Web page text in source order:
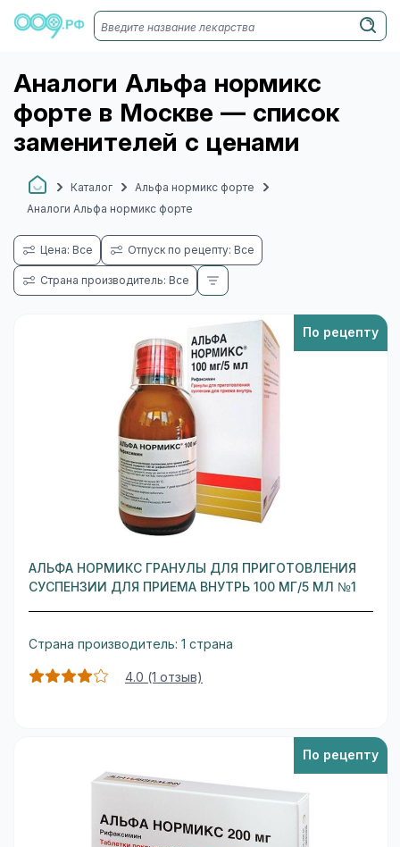
Аналоги Альфа нормикс
форте в Москве — список
заменителей с ценами
Каталог
Альфа нормикс форте
Аналоги Альфа нормикс форте
Цена: Все Отпуск по рецепту: Все
Страна производитель: Все
По рецепту
АЛЬФА НОРМИКС ГРАНУЛЫ ДЛЯ ПРИГОТОВЛЕНИЯ
СУСПЕНЗИИ ДЛЯ ПРИЕМА ВНУТРЬ 100 МГ/5 МЛ №1
Страна производитель: 1 страна
4.0 (1 отзыв)
По рецепту